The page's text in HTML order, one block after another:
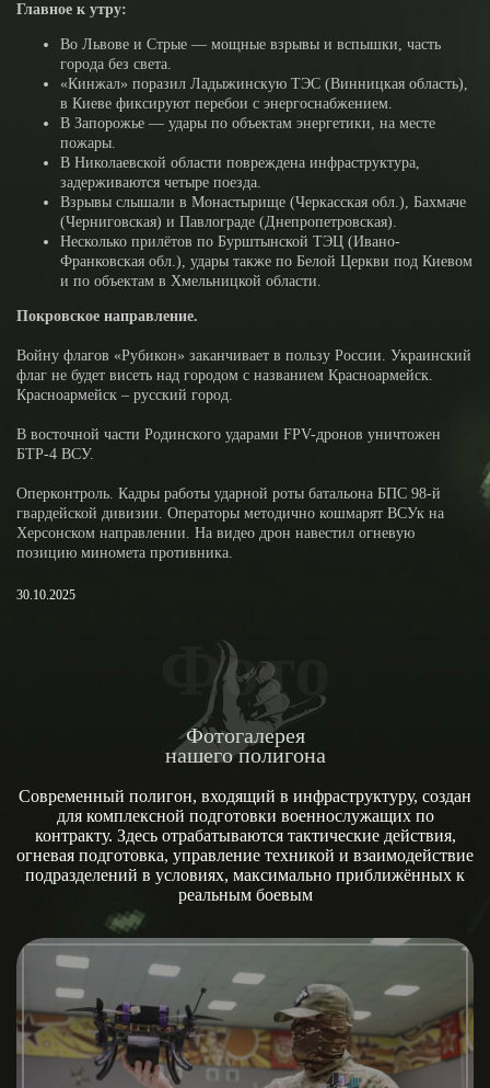
Главное к утру:
Во Львове и Стрые — мощные взрывы и вспышки, часть
города без света.
«Кинжал» поразил Ладыжинскую ТЭС (Винницкая область),
в Киеве фиксируют перебои с энергоснабжением.
В Запорожье — удары по объектам энергетики, на месте
пожары.
В Николаевской области повреждена инфраструктура,
задерживаются четыре поезда.
Взрывы слышали в Монастырище (Черкасская обл.), Бахмаче
(Черниговская) и Павлограде (Днепропетровская).
Несколько прилётов по Бурштынской ТЭЦ (Ивано-
Франковская обл.), удары также по Белой Церкви под Киевом
и по объектам в Хмельницкой области.
Покровское направление.
Войну флагов «Рубикон» заканчивает в пользу России. Украинский
флаг не будет висеть над городом с названием Красноармейск.
Красноармейск – русский город.
В восточной части Родинского ударами FPV-дронов уничтожен
БТР-4 ВСУ.
Оперконтроль. Кадры работы ударной роты батальона БПС 98-й
гвардейской дивизии. Операторы методично кошмарят ВСУк на
Херсонском направлении. На видео дрон навестил огневую
позицию миномета противника.
30.10.2025
Фото
Фотогалерея
нашего полигона
Современный полигон, входящий в инфраструктуру, создан
для комплексной подготовки военнослужащих по
контракту. Здесь отрабатываются тактические действия,
огневая подготовка, управление техникой и взаимодействие
подразделений в условиях, максимально приближённых к
реальным боевым